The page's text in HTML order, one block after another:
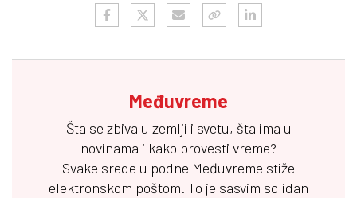
Međuvreme
Šta se zbiva u zemlji i svetu, šta ima u
novinama i kako provesti vreme?
Svake srede u podne Međuvreme stiže
elektronskom poštom. To je sasvim solidan